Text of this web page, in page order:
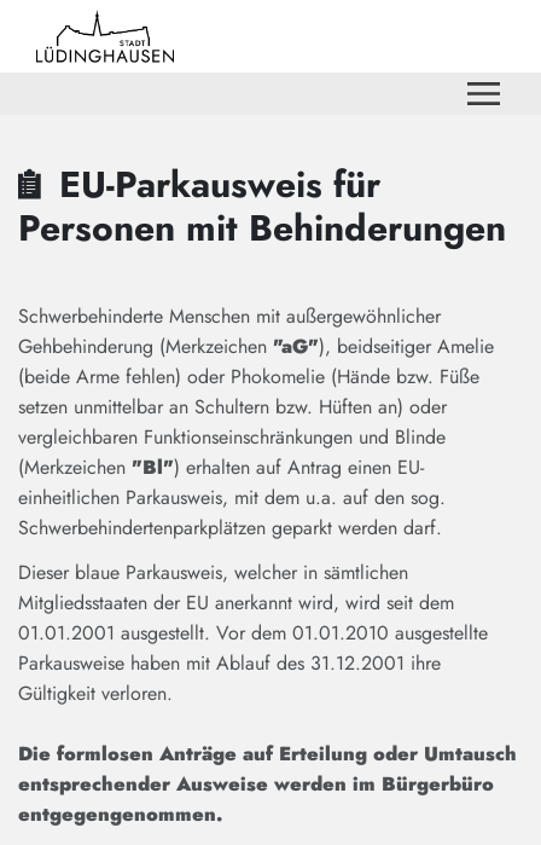
Zum Header
Zum Hauptinhalt
Zum Footer
Zum Hauptinhalt springen
EU-Parkausweis für
Personen mit Behinderungen
Schwerbehinderte Menschen mit außergewöhnlicher
Gehbehinderung (Merkzeichen "aG"), beidseitiger Amelie
(beide Arme fehlen) oder Phokomelie (Hände bzw. Füße
setzen unmittelbar an Schultern bzw. Hüften an) oder
vergleichbaren Funktionseinschränkungen und Blinde
(Merkzeichen "Bl") erhalten auf Antrag einen EU-
einheitlichen Parkausweis, mit dem u.a. auf den sog.
Schwerbehindertenparkplätzen geparkt werden darf.
Dieser blaue Parkausweis, welcher in sämtlichen
Mitgliedsstaaten der EU anerkannt wird, wird seit dem
01.01.2001 ausgestellt. Vor dem 01.01.2010 ausgestellte
Parkausweise haben mit Ablauf des 31.12.2001 ihre
Gültigkeit verloren.
Die formlosen Anträge auf Erteilung oder Umtausch
entsprechender Ausweise werden im Bürgerbüro
entgegengenommen.